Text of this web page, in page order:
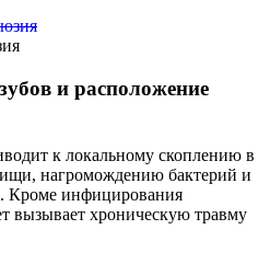
и расположение
к локальному скоплению в
нагромождению бактерий и
Кроме инфицирования
вызывает хроническую травму